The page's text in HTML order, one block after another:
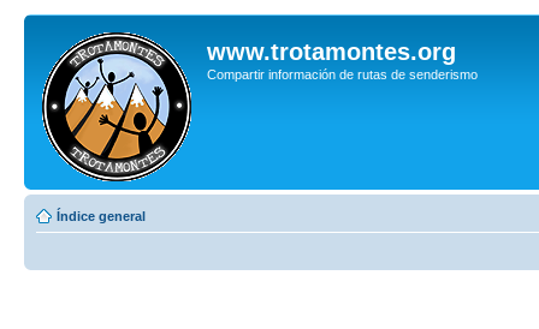
www.trotamontes.org
Compartir información de rutas de senderismo
Índice general